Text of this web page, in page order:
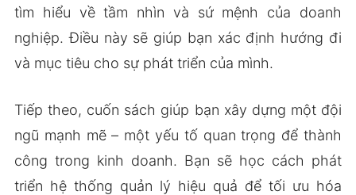
tìm hiểu về tầm nhìn và sứ mệnh của doanh
nghiệp. Điều này sẽ giúp bạn xác định hướng đi
và mục tiêu cho sự phát triển của mình.
Tiếp theo, cuốn sách giúp bạn xây dựng một đội
ngũ mạnh mẽ – một yếu tố quan trọng để thành
công trong kinh doanh. Bạn sẽ học cách phát
triển hệ thống quản lý hiệu quả để tối ưu hóa